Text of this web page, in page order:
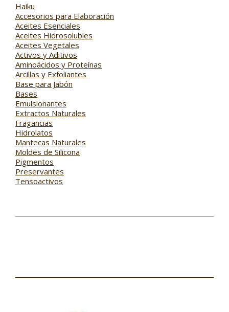
Haiku
Accesorios para Elaboración
Aceites Esenciales
Aceites Hidrosolubles
Aceites Vegetales
Activos y Aditivos
Aminoácidos y Proteínas
Arcillas y Exfoliantes
Base para Jabón
Bases
Emulsionantes
Extractos Naturales
Fragancias
Hidrolatos
Mantecas Naturales
Moldes de Silicona
Pigmentos
Preservantes
Tensoactivos